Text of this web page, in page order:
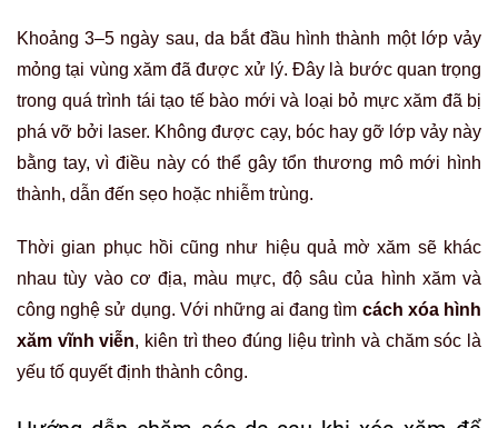
Khoảng 3–5 ngày sau, da bắt đầu hình thành một lớp vảy
mỏng tại vùng xăm đã được xử lý. Đây là bước quan trọng
trong quá trình tái tạo tế bào mới và loại bỏ mực xăm đã bị
phá vỡ bởi laser. Không được cạy, bóc hay gỡ lớp vảy này
bằng tay, vì điều này có thể gây tổn thương mô mới hình
thành, dẫn đến sẹo hoặc nhiễm trùng.
Thời gian phục hồi cũng như hiệu quả mờ xăm sẽ khác
nhau tùy vào cơ địa, màu mực, độ sâu của hình xăm và
công nghệ sử dụng. Với những ai đang tìm cách xóa hình
xăm vĩnh viễn, kiên trì theo đúng liệu trình và chăm sóc là
yếu tố quyết định thành công.